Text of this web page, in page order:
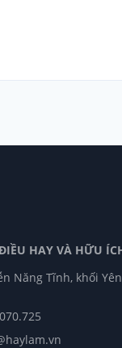
HAY VÀ HỮU
Năng Tĩnh, khối